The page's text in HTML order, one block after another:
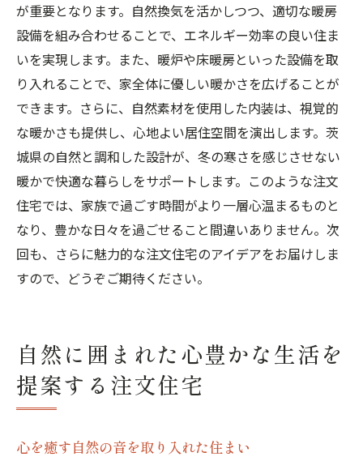
が重要となります。自然換気を活かしつつ、適切な暖房
設備を組み合わせることで、エネルギー効率の良い住ま
いを実現します。また、暖炉や床暖房といった設備を取
り入れることで、家全体に優しい暖かさを広げることが
できます。さらに、自然素材を使用した内装は、視覚的
な暖かさも提供し、心地よい居住空間を演出します。茨
城県の自然と調和した設計が、冬の寒さを感じさせない
暖かで快適な暮らしをサポートします。このような注文
住宅では、家族で過ごす時間がより一層心温まるものと
なり、豊かな日々を過ごせること間違いありません。次
回も、さらに魅力的な注文住宅のアイデアをお届けしま
すので、どうぞご期待ください。
自然に囲まれた心豊かな生活を
提案する注文住宅
心を癒す自然の音を取り入れた住まい